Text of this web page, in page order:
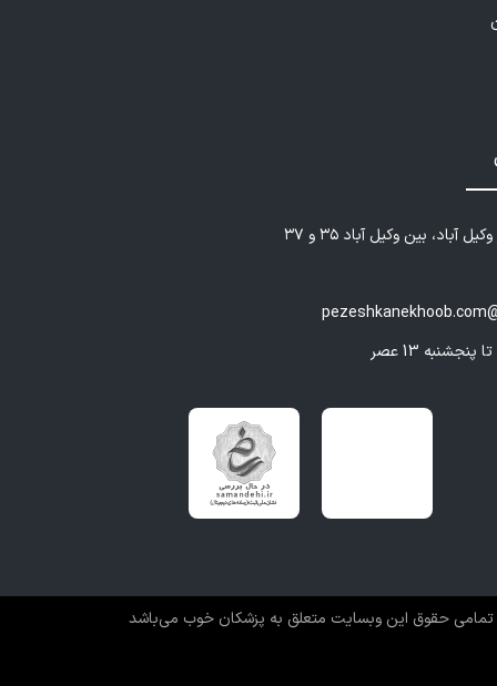
آباد، بین وکیل آباد ۳۵ و ۳۷
تمامی حقوق این وبسایت متعلق به پزشکان خوب می‌باشد